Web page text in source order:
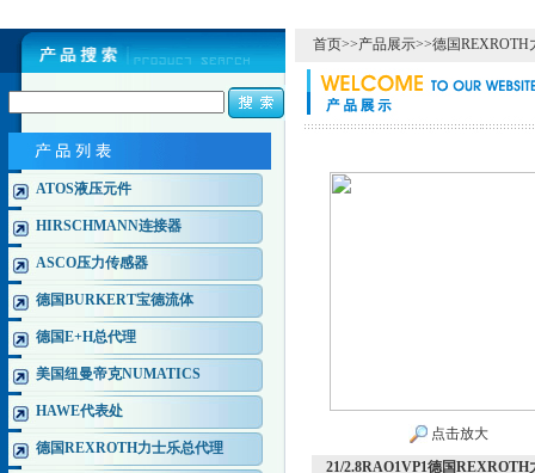
ATOS液压元件
HIRSCHMANN连接器
ASCO压力传感器
德国BURKERT宝德流体
德国E+H总代理
美国纽曼帝克NUMATICS
HAWE代表处
德国REXROTH力士乐总代理
首页>>产品展示>>德国REXROTH
点击放大
21/2.8RAO1VP1德国REXROTH